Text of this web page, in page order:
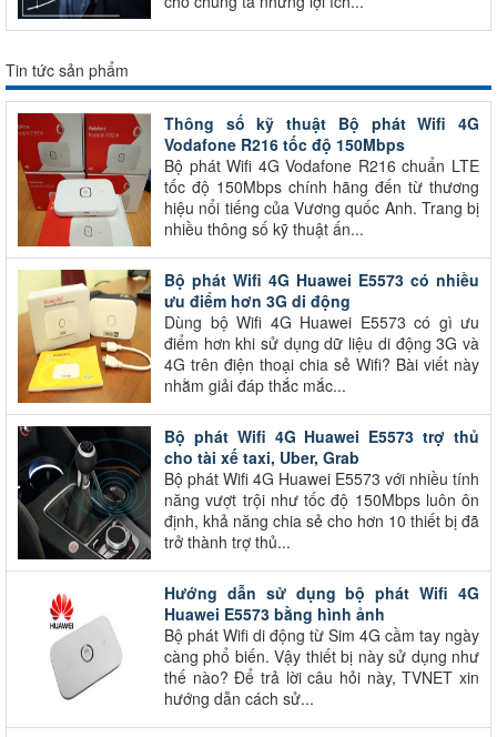
Tin tức sản phẩm
Thông số kỹ thuật Bộ phát Wifi 4G
Vodafone R216 tốc độ 150Mbps
Bộ phát Wifi 4G Vodafone R216 chuẩn LTE
tốc độ 150Mbps chính hãng đến từ thương
hiệu nổi tiếng của Vương quốc Anh. Trang bị
nhiều thông số kỹ thuật ấn...
Bộ phát Wifi 4G Huawei E5573 có nhiều
ưu điểm hơn 3G di động
Dùng bộ Wifi 4G Huawei E5573 có gì ưu
điểm hơn khi sử dụng dữ liệu di động 3G và
4G trên điện thoại chia sẻ Wifi? Bài viết này
nhằm giải đáp thắc mắc...
Bộ phát Wifi 4G Huawei E5573 trợ thủ
cho tài xế taxi, Uber, Grab
Bộ phát Wifi 4G Huawei E5573 với nhiều tính
năng vượt trội như tốc độ 150Mbps luôn ôn
định, khả năng chia sẻ cho hơn 10 thiết bị đã
trở thành trợ thủ...
Hướng dẫn sử dụng bộ phát Wifi 4G
Huawei E5573 bằng hình ảnh
Bộ phát Wifi di động từ Sim 4G cầm tay ngày
càng phổ biến. Vậy thiết bị này sử dụng như
thế nào? Để trả lời câu hỏi này, TVNET xin
hướng dẫn cách sử...